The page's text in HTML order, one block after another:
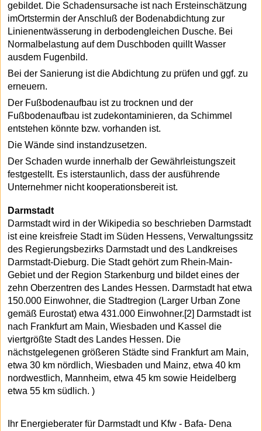
gebildet. Die Schadensursache ist nach Ersteinschätzung
imOrtstermin der Anschluß der Bodenabdichtung zur
Linienentwässerung in derbodengleichen Dusche. Bei
Normalbelastung auf dem Duschboden quillt Wasser
ausdem Fugenbild.
Bei der Sanierung ist die Abdichtung zu prüfen und ggf. zu
erneuern.
Der Fußbodenaufbau ist zu trocknen und der
Fußbodenaufbau ist zudekontaminieren, da Schimmel
entstehen könnte bzw. vorhanden ist.
Die Wände sind instandzusetzen.
Der Schaden wurde innerhalb der Gewährleistungszeit
festgestellt. Es isterstaunlich, dass der ausführende
Unternehmer nicht kooperationsbereit ist.
Darmstadt
Darmstadt wird in der Wikipedia so beschrieben Darmstadt
ist eine kreisfreie Stadt im Süden Hessens, Verwaltungssitz
des Regierungsbezirks Darmstadt und des Landkreises
Darmstadt-Dieburg. Die Stadt gehört zum Rhein-Main-
Gebiet und der Region Starkenburg und bildet eines der
zehn Oberzentren des Landes Hessen. Darmstadt hat etwa
150.000 Einwohner, die Stadtregion (Larger Urban Zone
gemäß Eurostat) etwa 431.000 Einwohner.[2] Darmstadt ist
nach Frankfurt am Main, Wiesbaden und Kassel die
viertgrößte Stadt des Landes Hessen. Die
nächstgelegenen größeren Städte sind Frankfurt am Main,
etwa 30 km nördlich, Wiesbaden und Mainz, etwa 40 km
nordwestlich, Mannheim, etwa 45 km sowie Heidelberg
etwa 55 km südlich. )
Ihr Energieberater für Darmstadt und Kfw - Bafa- Dena